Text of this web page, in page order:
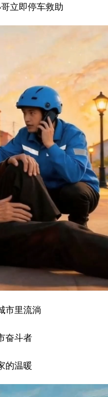
立即停车救助
市里流淌
奋斗者
的温暖